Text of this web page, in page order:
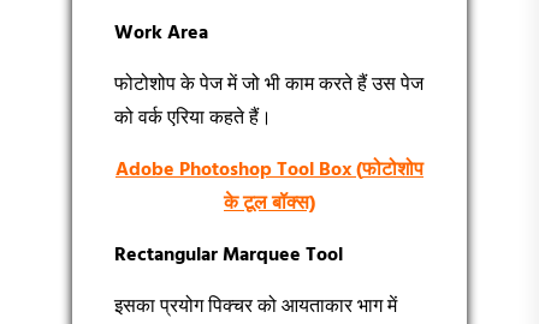
Work Area
फोटोशोप के पेज में जो भी काम करते हैं उस पेज
को वर्क एरिया कहते हैं।
Adobe Photoshop Tool Box (फोटोशोप
के टूल बॉक्स)
Rectangular Marquee Tool
इसका प्रयोग पिक्चर को आयताकार भाग में